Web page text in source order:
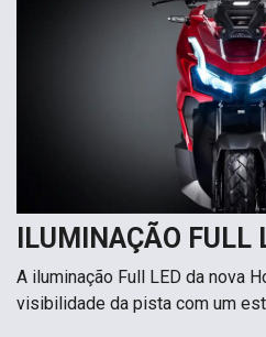
ILUMINAÇÃO FULL
A iluminação Full LED da nova
visibilidade da pista com um